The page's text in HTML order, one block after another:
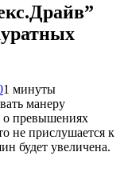
1 минуты
манеру
о превышениях
не прислушается к
будет увеличена.